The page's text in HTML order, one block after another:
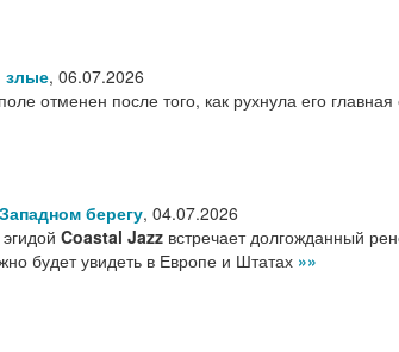
злые, 06.07.2026
отменен после того, как рухнула его главная
берегу, 04.07.2026
Coastal Jazz встречает долгожданный
будет увидеть в Европе и Штатах »»